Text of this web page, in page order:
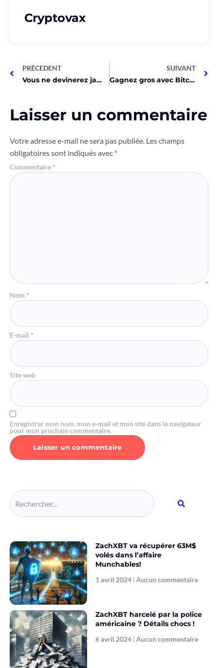
Cryptovax
PRÉCEDENT
Vous ne devinerez jamais combien a perdu le GBTC en un jour !
SUIVANT
Gagnez gros avec Bitcoin! Bit Digital annonce +40% de revenus!
Laisser un commentaire
Votre adresse e-mail ne sera pas publiée. Les champs
obligatoires sont indiqués avec *
Commentaire *
Nom *
E-mail *
Site web
Enregistrer mon nom, mon e-mail et mon site dans le navigateur
pour mon prochain commentaire.
ZachXBT va récupérer 63M$
volés dans l’affaire
Munchables!
1 avril 2024 Aucun commentaire
ZachXBT harcelé par la police
américaine ? Détails chocs !
6 avril 2024 Aucun commentaire